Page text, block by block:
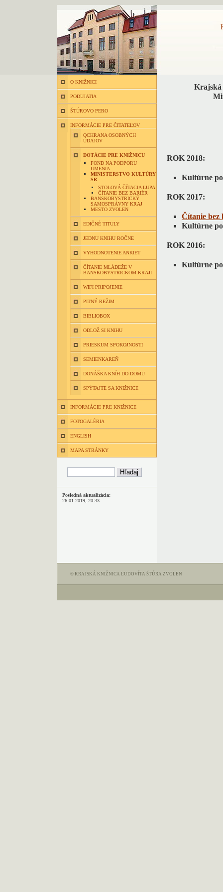
O KNIŽNICI
PODUJATIA
ŠTÚROVO PERO
INFORMÁCIE PRE ČITATEĽOV
OCHRANA OSOBNÝCH
ÚDAJOV
DOTÁCIE PRE KNIŽNICU
FOND NA PODPORU
UMENIA
MINISTERSTVO KULTÚRY
SR
STOLOVÁ ČÍTACIA LUPA
ČÍTANIE BEZ BARIÉR
BANSKOBYSTRICKÝ
SAMOSPRÁVNY KRAJ
MESTO ZVOLEN
EDIČNÉ TITULY
JEDNU KNIHU ROČNE
VYHODNOTENIE ANKIET
ČÍTANIE MLÁDEŽE V
BANSKOBYSTRICKOM KRAJI
WIFI PRIPOJENIE
PITNÝ REŽIM
BIBLIOBOX
ODLOŽ SI KNIHU
PRIESKUM SPOKOJNOSTI
SEMIENKAREŇ
DONÁŠKA KNÍH DO DOMU
SPÝTAJTE SA KNIŽNICE
INFORMÁCIE PRE KNIŽNICE
FOTOGALÉRIA
ENGLISH
MAPA STRÁNKY
Posledná aktualizácia:
26.01.2019, 20:33
Krajská
ROK 2018:
Kultúrne
ROK 2017:
Čítanie bez
Kultúrne
ROK 2016:
Kultúrne
© KRAJSKÁ KNIŽNICA ĽUDOVÍTA ŠTÚRA ZVOLEN